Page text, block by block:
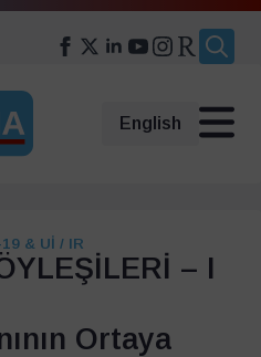
English
& Uİ / IR
– I
Ortaya